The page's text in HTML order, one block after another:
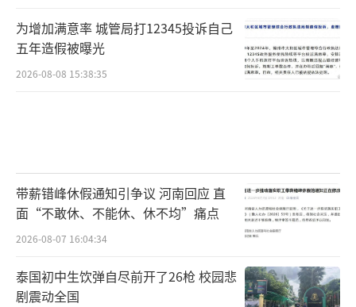
为增加满意率 城管局打12345投诉自己
五年造假被曝光
2026-08-08 15:38:35
带薪错峰休假通知引争议 河南回应 直
面“不敢休、不能休、休不均”痛点
2026-08-07 16:04:34
泰国初中生饮弹自尽前开了26枪 校园悲
剧震动全国